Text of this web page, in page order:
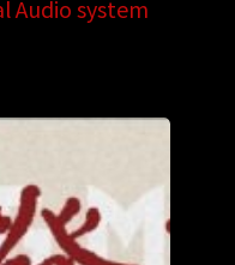
Audio system